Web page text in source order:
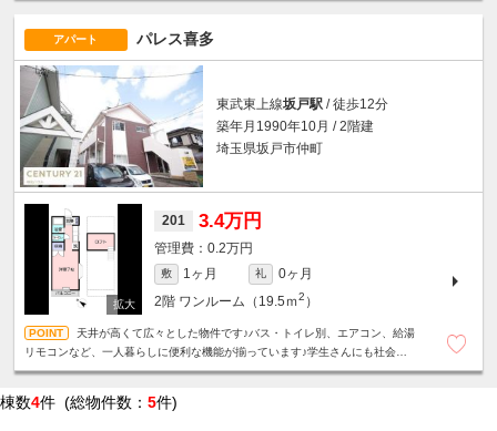
アパート パレス喜多
東武東上線坂戸駅 / 徒歩12分
築年月1990年10月 / 2階建
埼玉県坂戸市仲町
201 3.4万円
0.2万円
敷 1ヶ月 礼
0ヶ月
2階 ワンルーム（19.5ｍ2 ）
天井が高くて広々とした物件です♪バス・トイレ別、エアコン、給湯
リモコンなど、一人暮らしに便利な機能が揃っています♪学生さんにも社会人
棟数4件 (総物件数： 5件)